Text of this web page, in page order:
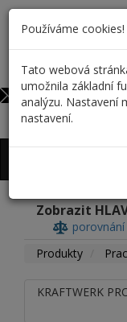
732 590 698
info@profiskal.cz
Zobrazit
porovnání
Produkty
KRAFTWERK
Používáme cookies!
Tato webová
umožnila základní
analýzu. Nastavení
nastavení.